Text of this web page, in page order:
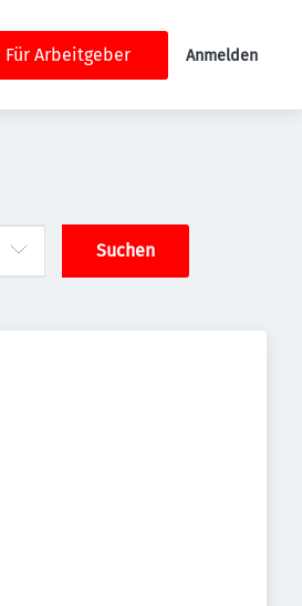
Für Arbeitgeber Anmelden
Suchen